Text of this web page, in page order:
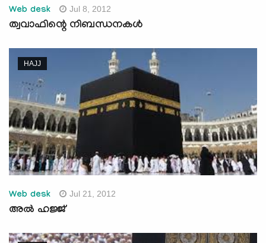
Web desk Jul 8, 2012
ത്വവാഫിന്റെ നിബന്ധനകള്‍
HAJJ
Web desk Jul 21, 2012
അല്‍ ഹജ്ജ്‌